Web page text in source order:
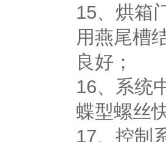
15、烘箱
用燕尾槽
良好；
16、系统
蝶型螺丝
17、控制